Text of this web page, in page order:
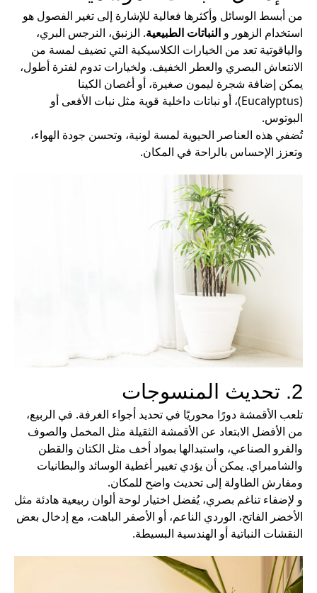
من أبسط الوسائل وأكثرها فعالية للإشارة إلى تغير الفصول هو
استخدام الزهور و النباتات الطبيعية. الزنبق، النرجس البري،
والياقوتية تعد من الخيارات الكلاسيكية التي تضيف لمسة من
الانتعاش البصري والعطر الخفيف. ولخيارات تدوم لفترة أطول،
يمكن إضافة شجرة ليمون صغيرة، أو أغصان الكينا
(Eucalyptus)، أو نباتات داخلية قوية مثل نبات الأفعى أو
البوتوس.
تُضفي هذه العناصر الحيوية لمسة لونية، وتحسن جودة الهواء،
وتعزز الإحساس بالراحة في المكان.
2. تحديث المنسوجات
تلعب الأقمشة دورًا محوريًا في تحديد أجواء الغرفة. في الربيع،
من الأفضل الابتعاد عن الأقمشة الثقيلة مثل المخمل والصوف
والفرو الصناعي، واستبدالها بمواد أخف مثل الكتان والقطن
والشامبراي. يمكن أن يؤدي تغيير أغطية الوسائد والبطانيات
ومفارش الطاولة إلى تحديث واضح للمكان.
و لإضفاء تناغم بصري، يُفضل اختيار لوحة ألوان ربيعية هادئة مثل
الأخضر الفاتح، الوردي الناعم، أو الأصفر الباهت، مع إدخال بعض
النقشات النباتية أو الهندسية البسيطة.